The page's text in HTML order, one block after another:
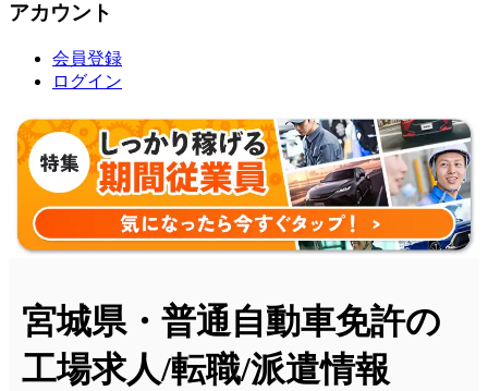
アカウント
会員登録
ログイン
宮城県・普通自動車免許の
工場求人/転職/派遣情報